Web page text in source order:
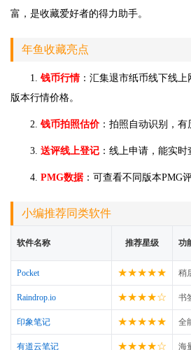
富，是收藏爱好者的得力助手。
年鱼收藏亮点
1. 钱币行情：汇集退市纸币线下线上
版本行情价格。
2. 钱币拍照估价：拍照自动识别，有
3. 送评线上登记 ：线上申请，能实时
4. PMG数据：可查看不同版本PMG
小编推荐同类软件
软件名称 推荐星级 功
Pocket ★★★★★ 稍
Raindrop.io ★★★★☆ 书
印象笔记 ★★★★★ 全
有道云笔记 ★★★★☆ 海